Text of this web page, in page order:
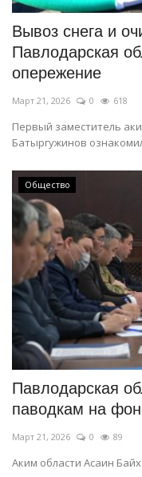
Вывоз снега и
Павлодарская
опережение
Март 21, 2026 0 618
Первый заместитель
Батыргужинов
Общество
Павлодарская
паводкам на
Март 21, 2026 0 89
Аким области Асаин